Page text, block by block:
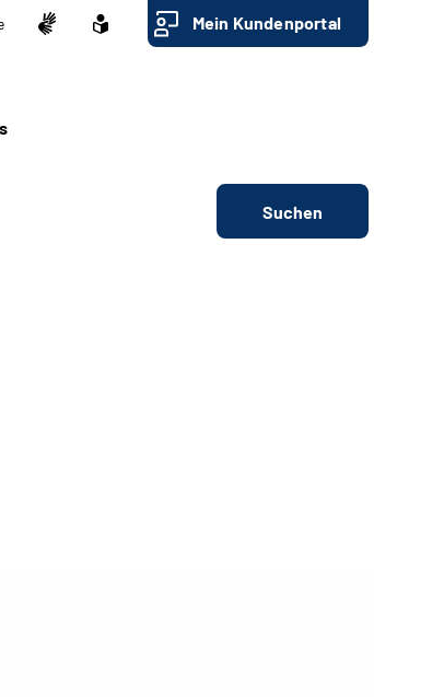
Mein Kundenportal
Suchen